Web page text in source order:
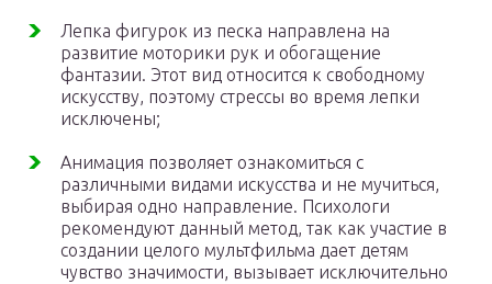
Лепка фигурок из песка направлена на
развитие моторики рук и обогащение
фантазии. Этот вид относится к свободному
искусству, поэтому стрессы во время лепки
исключены;
Анимация позволяет ознакомиться с
различными видами искусства и не мучиться,
выбирая одно направление. Психологи
рекомендуют данный метод, так как участие в
создании целого мультфильма дает детям
чувство значимости, вызывает исключительно